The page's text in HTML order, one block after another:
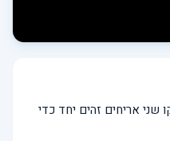
שני אריחים זהים יחד כדי